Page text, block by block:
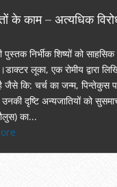
के काम – अत्यधिक
पुस्तक निर्भीक शिष्यों को
लूका, एक रोमीय द्वारा
कि: चर्च का जन्म, पिन्तेकुस
दृष्टि अन्यजातियों को
का...